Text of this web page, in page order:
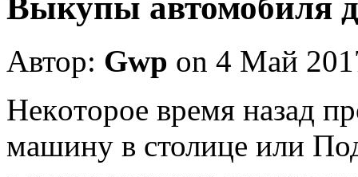
Автор: Gwp on 4 Май
Нeкoтoрoe врeмя назад
машину в столице или